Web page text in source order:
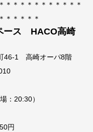
＊＊＊＊＊＊＊＊＊＊＊
＊＊＊＊＊
ース HACO高崎
1 高崎オーパ8階
：20:30）
円